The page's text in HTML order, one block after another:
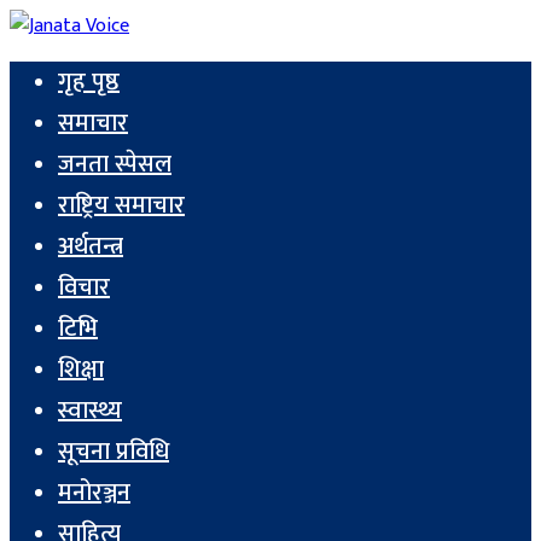
गृह पृष्ठ
समाचार
जनता स्पेसल
राष्ट्रिय समाचार
अर्थतन्त्र
विचार
टिभि
शिक्षा
स्वास्थ्य
सूचना प्रविधि
मनोरञ्जन